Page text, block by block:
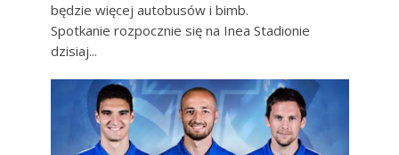
będzie więcej autobusów i bimb.
Spotkanie rozpocznie się na Inea Stadionie
dzisiaj...